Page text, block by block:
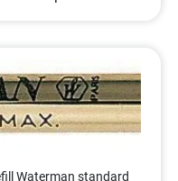
Waterman standard